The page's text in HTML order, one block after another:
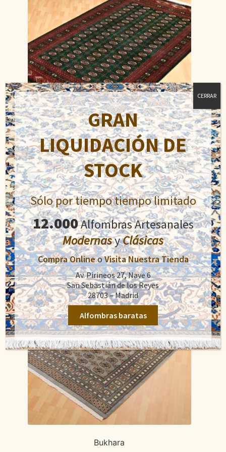
Bukhara
1.100,00€
El
precio
original
era:
1.100,00€.
890,00€El
precio
actual
es:
890,00€.
Añadir al carrito
Bukhara
GRAN
LIQUIDACIÓN DE
STOCK
Sólo por tiempo tiempo limitado
12.000Alfombras Artesanales
ModernasyClásicas
Compra OnlineoVisita Nuestra Tienda
Av. Pirineos 27, Nave 6
San Sebastián de los Reyes
28703 – Madrid
Alfombras baratas
CERRAR